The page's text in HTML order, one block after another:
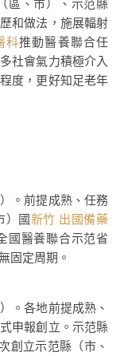
、市）、示范縣
和做法，施展輻射
科推動醫養聯合任
社會氣力積極介入
度，更好知足老年
。前提成熟、任務
）國新竹 出國備藥
國醫養聯合示范省
固定周期。
各地前提成熟、
申報創立。示范縣
創立示范縣（市、